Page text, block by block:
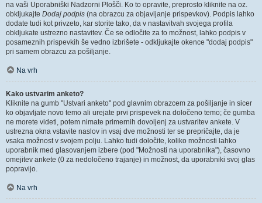
na vaši Uporabniški Nadzorni Plošči. Ko to opravite, preprosto kliknite na oz.
obkljukajte Dodaj podpis (na obrazcu za objavljanje prispevkov). Podpis lahko
dodate tudi kot privzeto, kar storite tako, da v nastavitvah svojega profila
obkljukate ustrezno nastavitev. Če se odločite za to možnost, lahko podpis v
posameznih prispevkih še vedno izbrišete - odkljukajte okence "dodaj podpis"
pri samem obrazcu za pošiljanje.
Na vrh
Kako ustvarim anketo?
Kliknite na gumb "Ustvari anketo" pod glavnim obrazcem za pošiljanje in sicer
ko objavljate novo temo ali urejate prvi prispevek na določeno temo; če gumba
ne morete videti, potem nimate primernih dovoljenj za ustvaritev ankete. V
ustrezna okna vstavite naslov in vsaj dve možnosti ter se prepričajte, da je
vsaka možnost v svojem polju. Lahko tudi določite, koliko možnosti lahko
uporabnik med glasovanjem izbere (pod "Možnosti na uporabnika"), časovno
omejitev ankete (0 za nedoločeno trajanje) in možnost, da uporabniki svoj glas
popravijo.
Na vrh